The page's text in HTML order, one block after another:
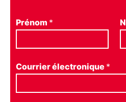
Prénom *
Courrier électronique *